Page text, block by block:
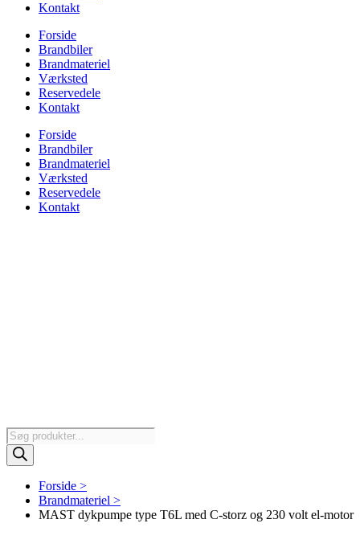
Kontakt
Forside
Brandbiler
Brandmateriel
Værksted
Reservedele
Kontakt
Forside
Brandbiler
Brandmateriel
Værksted
Reservedele
Kontakt
Products
search
Forside >
Brandmateriel >
MAST dykpumpe type T6L med C-storz og 230 volt el-motor